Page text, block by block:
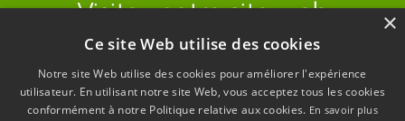
Visitez notre site web
www.turismodecantabria.com
×
Ce site Web utilise des cookies
Notre site Web utilise des cookies pour améliorer l'expérience
utilisateur. En utilisant notre site Web, vous acceptez tous les cookies
conformément à notre Politique relative aux cookies. En savoir plus